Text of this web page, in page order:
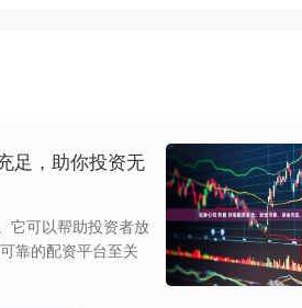
足，助你投资无
它可以帮助投资者放
靠的配资平台至关